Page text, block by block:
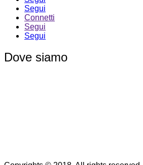
Segui
Connetti
Segui
Segui
Dove siamo